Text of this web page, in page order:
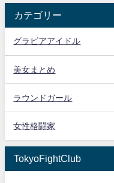
カテゴリー
グラビアアイドル
美女まとめ
ラウンドガール
女性格闘家
TokyoFightClub